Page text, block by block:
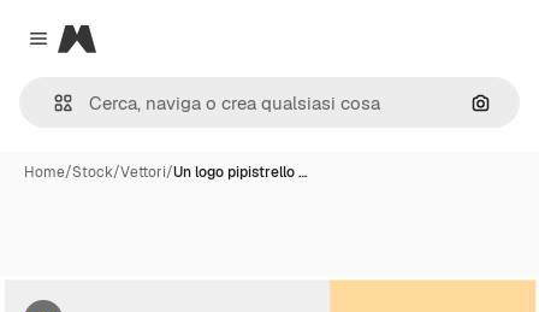
Close menu
Magnific
Cerca
Home/Stock/Vettori/Un logo pipistrello …